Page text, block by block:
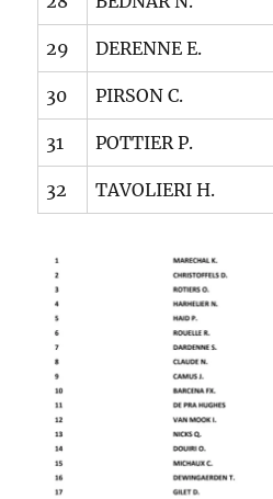
29 DERENNE E.
30 PIRSON C.
31 POTTIER P.
32 TAVOLIERI H.